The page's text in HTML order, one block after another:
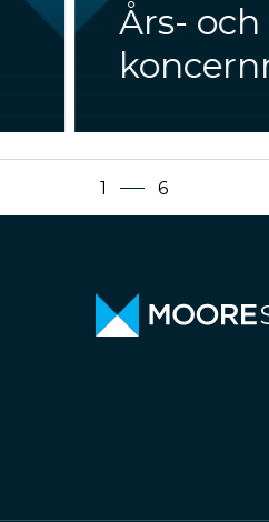
Års- och
1 6